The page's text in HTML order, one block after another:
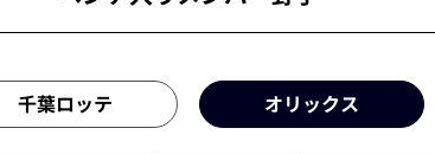
千葉ロッテ オリックス